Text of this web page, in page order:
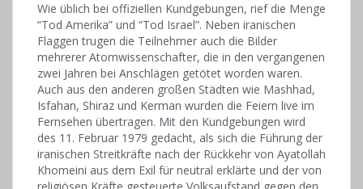
Wie üblich bei offiziellen Kundgebungen, rief die Menge
“Tod Amerika” und “Tod Israel”. Neben iranischen
Flaggen trugen die Teilnehmer auch die Bilder
mehrerer Atomwissenschafter, die in den vergangenen
zwei Jahren bei Anschlägen getötet worden waren.
Auch aus den anderen großen Städten wie Mashhad,
Isfahan, Shiraz und Kerman wurden die Feiern live im
Fernsehen übertragen. Mit den Kundgebungen wird
des 11. Februar 1979 gedacht, als sich die Führung der
iranischen Streitkräfte nach der Rückkehr von Ayatollah
Khomeini aus dem Exil für neutral erklärte und der von